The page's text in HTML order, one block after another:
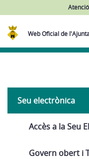
Web Oficial de
Navega
Seu electrònica
Accès a la Seu
Govern obert i